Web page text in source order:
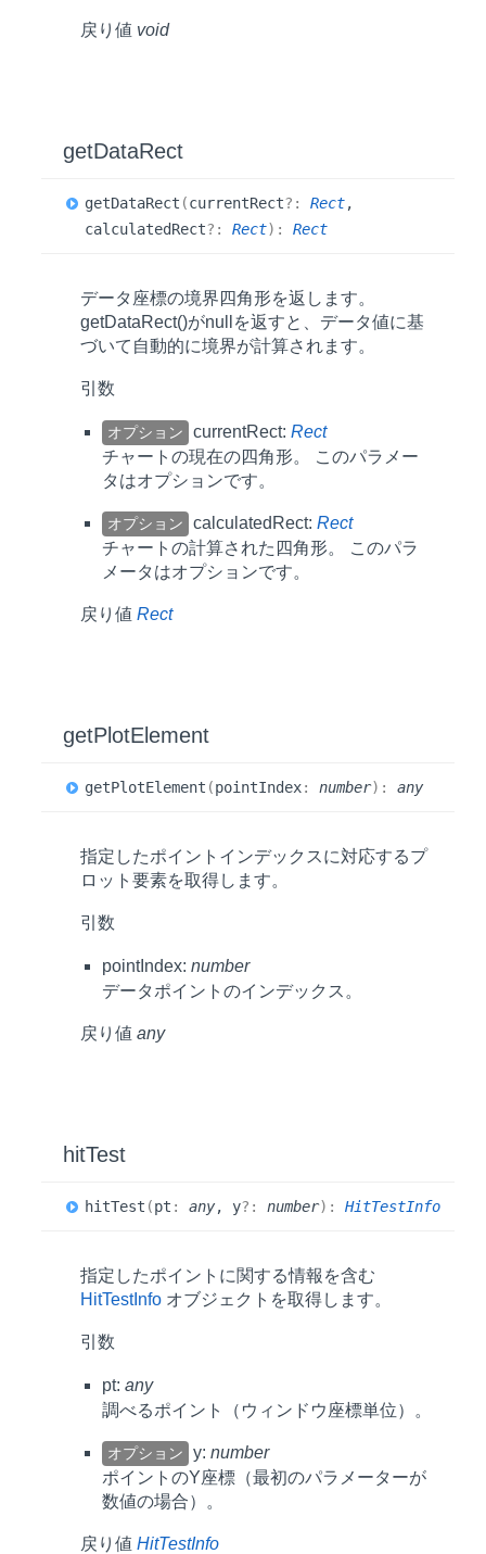
戻り値 void
getDataRect
getDataRect (currentRect?: Rect,
calculatedRect?: Rect) : Rect
データ座標の境界四角形を返します。
getDataRect()がnullを返すと、データ値に基
づいて自動的に境界が計算されます。
引数
オプション currentRect: Rect
チャートの現在の四角形。 このパラメー
タはオプションです。
オプション calculatedRect: Rect
チャートの計算された四角形。 このパラ
メータはオプションです。
戻り値 Rect
getPlotElement
getPlotElement (pointIndex: number) : any
指定したポイントインデックスに対応するプ
ロット要素を取得します。
引数
pointIndex: number
データポイントのインデックス。
戻り値 any
hitTest
hitTest (pt : any, y?: number) : HitTestInfo
指定したポイントに関する情報を含む
HitTestInfo オブジェクトを取得します。
引数
pt: any
調べるポイント（ウィンドウ座標単位）。
オプション y: number
ポイントのY座標（最初のパラメーターが
数値の場合）。
戻り値 HitTestInfo